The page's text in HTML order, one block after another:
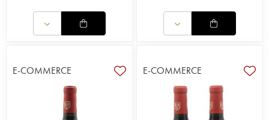
E-COMMERCE E-COMMERCE